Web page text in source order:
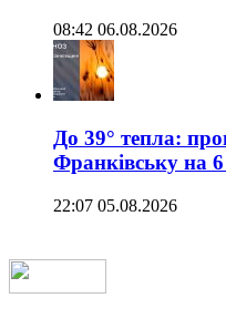
08:42 06.08.2026
До 39° тепла:
Франківську на
22:07 05.08.2026